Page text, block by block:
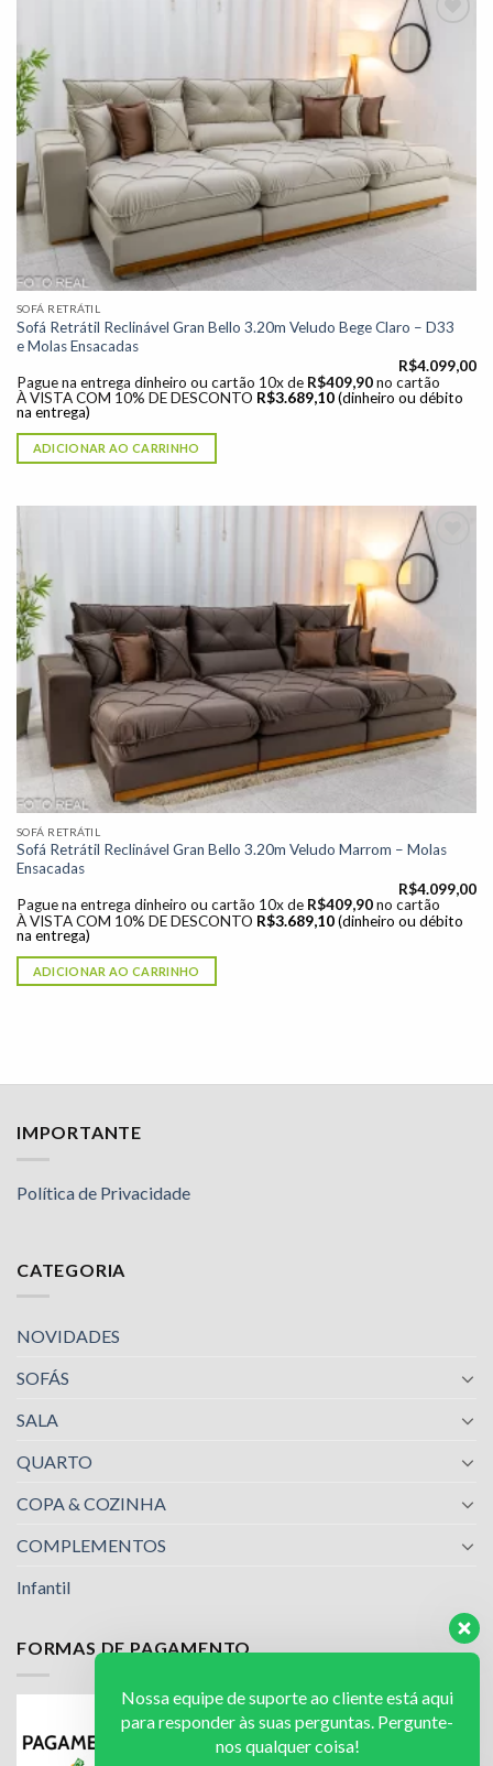
Adicionar
SOFÁ RETRÁTIL
Sofá Retrátil Reclinável Gran Bello 3.20m Veludo Bege Claro – D33
e Molas Ensacadas
R$4.099,00
Pague na entrega dinheiro ou cartão 10x de R$409,90 no cartão
À VISTA COM 10% DE DESCONTO R$3.689,10 (dinheiro ou débito
na entrega)
ADICIONAR AO CARRINHO
Adicionar
SOFÁ RETRÁTIL
Sofá Retrátil Reclinável Gran Bello 3.20m Veludo Marrom – Molas
Ensacadas
R$4.099,00
Pague na entrega dinheiro ou cartão 10x de R$409,90 no cartão
À VISTA COM 10% DE DESCONTO R$3.689,10 (dinheiro ou débito
na entrega)
ADICIONAR AO CARRINHO
IMPORTANTE
Política de Privacidade
CATEGORIA
NOVIDADES
SOFÁS
SALA
QUARTO
COPA & COZINHA
COMPLEMENTOS
Infantil
FORMAS DE PAGAMENTO
Nossa equipe de suporte ao cliente está aqui
para responder às suas perguntas. Pergunte-
nos qualquer coisa!